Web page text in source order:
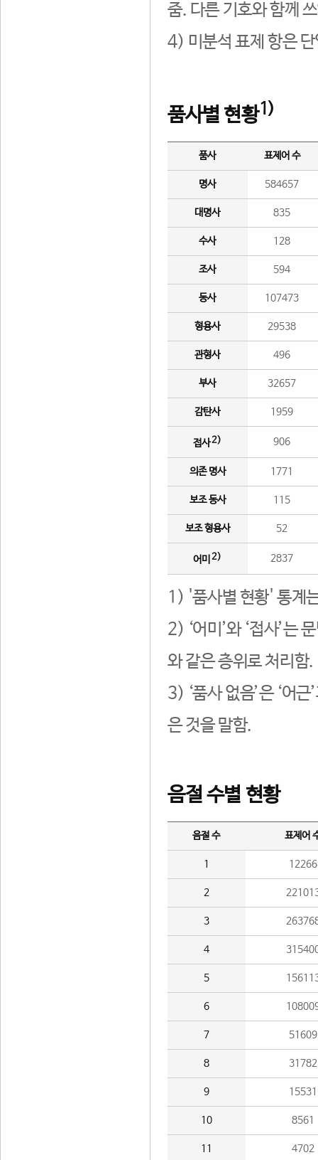
줌. 다른 기호와 함께
4) 미분석 표제 항은
품사별 현황1)
품사 표제어 수
명사 584657
대명사 835
수사 128
조사 594
동사 107473
형용사 29538
관형사 496
부사 32657
감탄사 1959
접사2) 906
의존 명사 1771
보조 동사 115
보조 형용사 52
어미 2) 2837
1) '품사별 현황' 통계
2) ‘어미’와 ‘접사’는
와 같은 층위로 처리함.
3) ‘품사 없음’은 ‘어
은 것을 말함.
음절 수별 현황
음절 수 표제어
1 12266
2
3
4
5
6
7 51609
8 31782
9 15531
10 8561
11 4702